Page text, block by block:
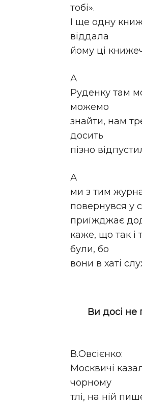
тобі».
І ще одну
віддала
йому ці
А
Руденку там
можемо
знайти, нам
досить
пізно
А
ми з тим
повернувся у
приїжджає
каже, що так і
були, бо
вони в хаті
Ви досі не
В.Овсієнко:
Москвичі
чорному
тлі, на ній